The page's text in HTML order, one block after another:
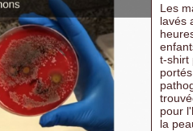
Les
lavés
t-shirt
pour
la